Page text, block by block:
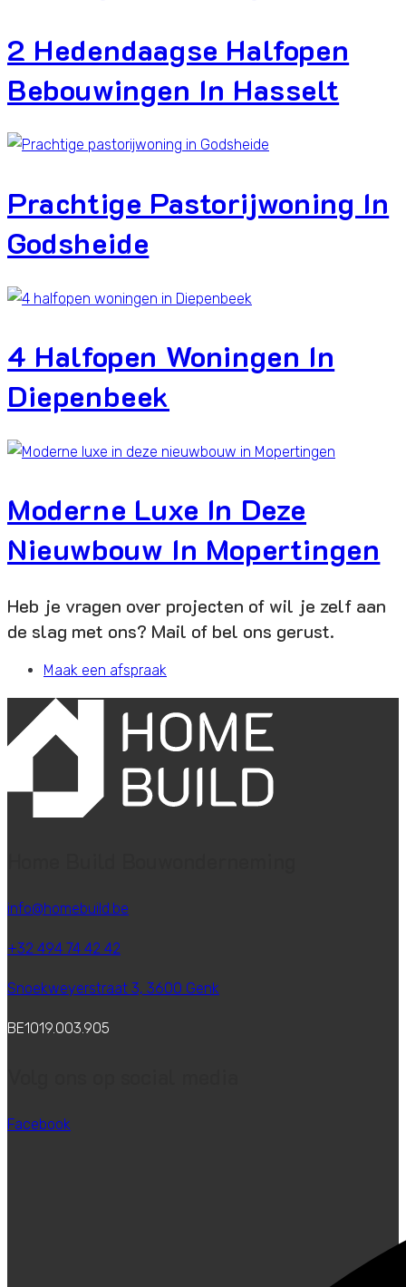
2 Hedendaagse Halfopen
Bebouwingen In Hasselt
Prachtige Pastorijwoning In
Godsheide
4 Halfopen Woningen In
Diepenbeek
Moderne Luxe In Deze
Nieuwbouw In Mopertingen
Heb je vragen over projecten of wil je zelf aan
de slag met ons? Mail of bel ons gerust.
Maak een afspraak
info@homebuild.be
+32 494 74 42 42
Snoekweyerstraat 3, 3600 Genk
BE1019.003.905
Facebook